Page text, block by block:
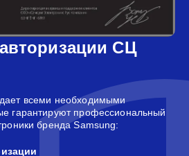
СЦ
всеми необходимыми
гарантируют профессиональный
бренда Samsung: